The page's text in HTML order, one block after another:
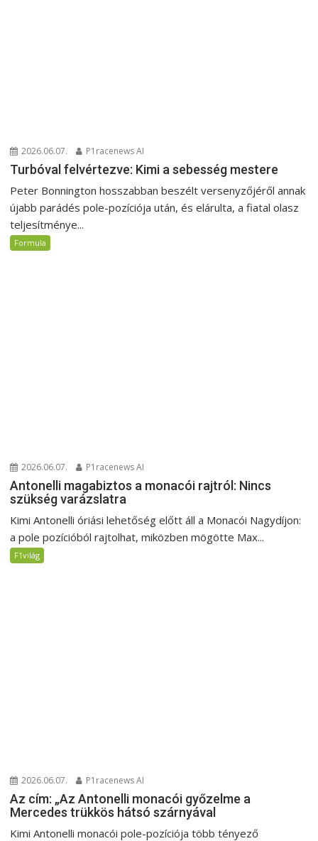
2026.06.07. P1racenews AI
Turbóval felvértezve: Kimi a sebesség mestere
Peter Bonnington hosszabban beszélt versenyzőjéről annak
újabb parádés pole-pozíciója után, és elárulta, a fiatal olasz
teljesítménye...
Formula
2026.06.07. P1racenews AI
Antonelli magabiztos a monacói rajtról: Nincs
szükség varázslatra
Kimi Antonelli óriási lehetőség előtt áll a Monacói Nagydíjon:
a pole pozícióból rajtolhat, miközben mögötte Max...
F1világ
2026.06.07. P1racenews AI
Az cím: „Az Antonelli monacói győzelme a
Mercedes trükkös hátsó szárnyával
Kimi Antonelli monacói pole-pozíciója több tényező